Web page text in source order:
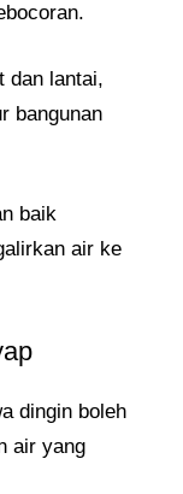
dan lantai,
bangunan
baik
air ke
dingin boleh
air yang